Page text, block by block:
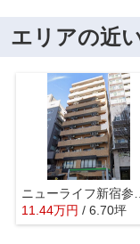
エリアの近
ニュー
11.44万円 / 6.70坪